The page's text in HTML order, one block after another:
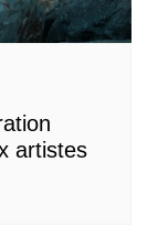
artistes